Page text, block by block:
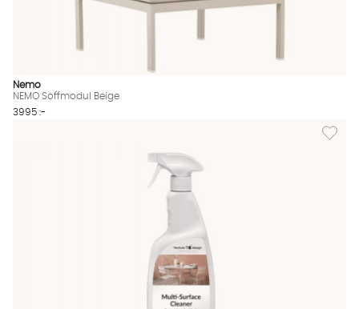
Nemo
NEMO Soffmodul Beige
3995 :-
Lägg